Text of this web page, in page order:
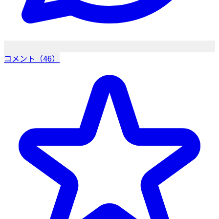
コメント（46）